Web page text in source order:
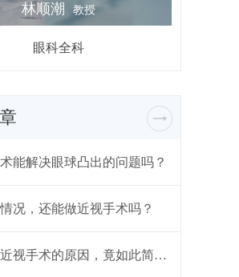
林顺潮 教授
眼科全科
能解决眼球凸出的问题吗？
况，还能做近视手术吗？
冬天想做近视手术的原因，竟如此简单...